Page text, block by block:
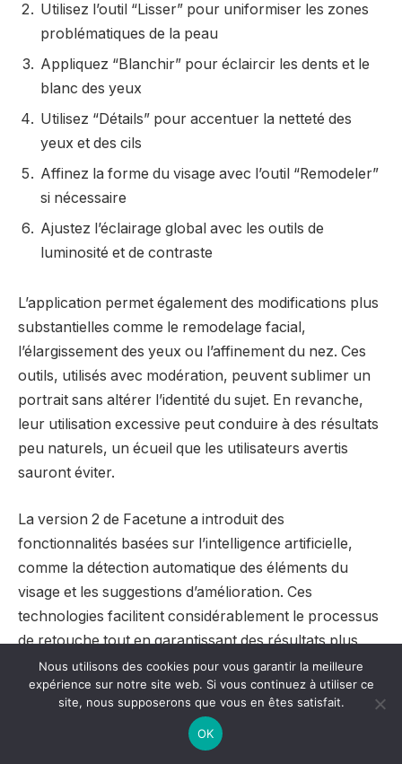
Utilisez l’outil “Lisser” pour uniformiser les zones
problématiques de la peau
Appliquez “Blanchir” pour éclaircir les dents et le
blanc des yeux
Utilisez “Détails” pour accentuer la netteté des
yeux et des cils
Affinez la forme du visage avec l’outil “Remodeler”
si nécessaire
Ajustez l’éclairage global avec les outils de
luminosité et de contraste
L’application permet également des modifications plus
substantielles comme le remodelage facial,
l’élargissement des yeux ou l’affinement du nez. Ces
outils, utilisés avec modération, peuvent sublimer un
portrait sans altérer l’identité du sujet. En revanche,
leur utilisation excessive peut conduire à des résultats
peu naturels, un écueil que les utilisateurs avertis
sauront éviter.
La version 2 de Facetune a introduit des
fonctionnalités basées sur l’intelligence artificielle,
comme la détection automatique des éléments du
visage et les suggestions d’amélioration. Ces
technologies facilitent considérablement le processus
de retouche tout en garantissant des résultats plus
cohérents.
Les outils de design graphique
adaptés à la photographie
Nous utilisons des cookies pour vous garantir la meilleure
expérience sur notre site web. Si vous continuez à utiliser ce
site, nous supposerons que vous en êtes satisfait.
OK